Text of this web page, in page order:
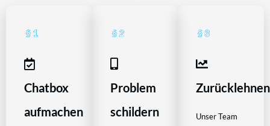
Chatbox
aufmachen
Problem
schildern
Zurücklehnen
Unser Team